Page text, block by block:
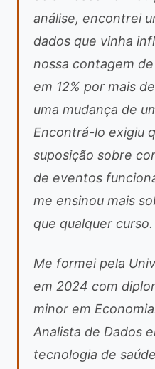
análise, encontrei
dados que vinha
nossa contagem
em 12% por mais
uma mudança de
Encontrá-lo exigiu
suposição sobre
de eventos
me ensinou mais
que qualquer curso.
Me formei pela
em 2024 com
minor em
Analista de Dados
tecnologia de